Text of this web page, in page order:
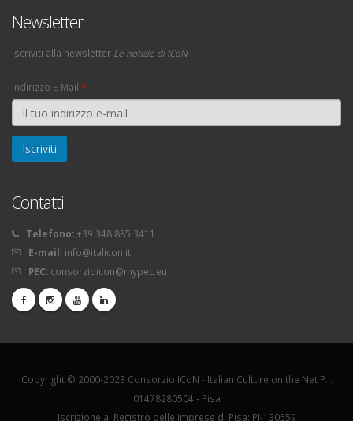
Newsletter
Iscriviti alla newsletter Le notizie di ICoN
Indirizzo E-Mail *
Contatti
Telefono: +39 348 885 3411
E-mail: info@italicon.it
PEC: consorzioicon@mypec.eu
Copyright © 2000-2023 Consorzio ICoN - Italian Culture on the Net P.I.
01478280504 - Pisa
Iscrizione al Registro delle imprese di Pisa: PI-130559